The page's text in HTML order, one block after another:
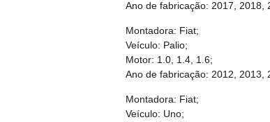
Ano de fabricação: 2017, 2018,
Montadora: Fiat;
Veículo: Palio;
Motor: 1.0, 1.4, 1.6;
Ano de fabricação: 2012, 2013,
Montadora: Fiat;
Veículo: Uno;